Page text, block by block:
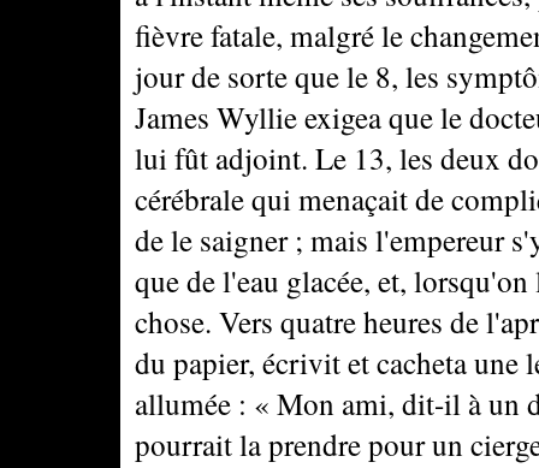
fièvre fatale, malgré le
jour de sorte que le 8, les
James Wyllie exigea que le
lui fût adjoint. Le 13, les deux
cérébrale qui menaçait de
de le saigner ; mais l'empereur
que de l'eau glacée, et,
chose. Vers quatre heures de
du papier, écrivit et cacheta une
allumée : « Mon ami, dit-il à un
pourrait la prendre pour un